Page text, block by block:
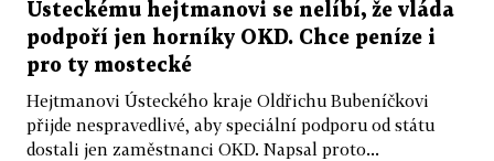
Ústeckému hejtmanovi se nelíbí, že vláda
podpoří jen horníky OKD. Chce peníze i
pro ty mostecké
Hejtmanovi Ústeckého kraje Oldřichu Bubeníčkovi
přijde nespravedlivé, aby speciální podporu od státu
dostali jen zaměstnanci OKD. Napsal proto...